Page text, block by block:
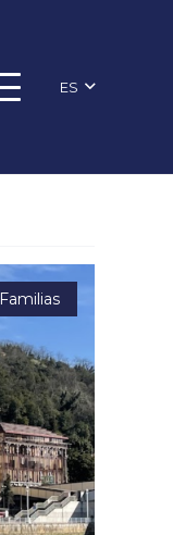
ES
Familias